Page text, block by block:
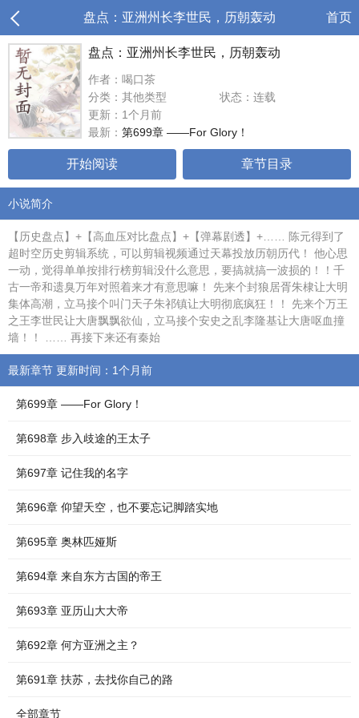
盘点：亚洲州长李世民，历朝轰动 首页
盘点：亚洲州长李世民，历朝轰动
作者：喝口茶
分类：其他类型
状态：连载
更新：1个月前
最新： 第699章 ——For Glory！
开始阅读 章节目录
小说简介
【历史盘点】+【高血压对比盘点】+【弹幕剧透】+…… 陈元得到了
超时空历史剪辑系统，可以剪辑视频通过天幕投放历朝历代！ 他心思
一动，觉得单单按排行榜剪辑没什么意思，要搞就搞一波损的！！千
古一帝和遗臭万年对照着来才有意思嘛！ 先来个封狼居胥朱棣让大明
集体高潮，立马接个叫门天子朱祁镇让大明彻底疯狂！！ 先来个万王
之王李世民让大唐飘飘欲仙，立马接个安史之乱李隆基让大唐呕血撞
墙！！ …… 再接下来还有秦始
最新章节 更新时间：1个月前
第699章 ——For Glory！
第698章 步入歧途的王太子
第697章 记住我的名字
第696章 仰望天空，也不要忘记脚踏实地
第695章 奥林匹娅斯
第694章 来自东方古国的帝王
第693章 亚历山大大帝
第692章 何方亚洲之主？
第691章 扶苏，去找你自己的路
全部章节